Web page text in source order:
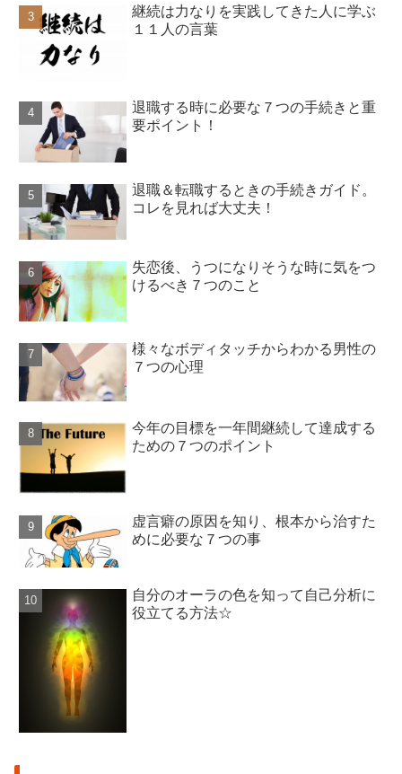
継続は力なりを実践してきた人に学ぶ
１１人の言葉
退職する時に必要な７つの手続きと重
要ポイント！
退職＆転職するときの手続きガイド。
コレを見れば大丈夫！
失恋後、うつになりそうな時に気をつ
けるべき７つのこと
様々なボディタッチからわかる男性の
７つの心理
今年の目標を一年間継続して達成する
ための７つのポイント
虚言癖の原因を知り、根本から治すた
めに必要な７つの事
自分のオーラの色を知って自己分析に
役立てる方法☆